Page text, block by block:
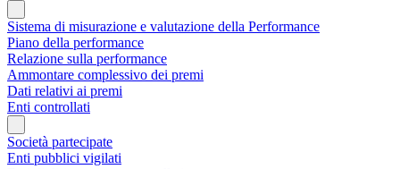
Sistema di misurazione e valutazione della Performance
Piano della performance
Relazione sulla performance
Ammontare complessivo dei premi
Dati relativi ai premi
Enti controllati
Società partecipate
Enti pubblici vigilati